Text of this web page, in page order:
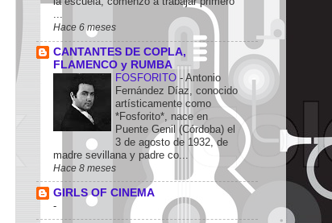
...
Hace 6 meses
CANTANTES DE COPLA,
FLAMENCO y RUMBA
FOSFORITO - Antonio
Fernández Díaz, conocido
artísticamente como
*Fosforito*, nace en
Puente Genil (Córdoba) el
3 de agosto de 1932, de
madre sevillana y padre co...
Hace 8 meses
GIRLS OF CINEMA
-